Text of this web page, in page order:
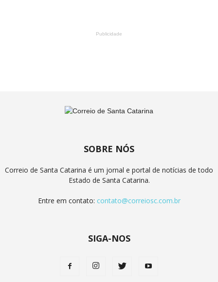
Publicidade
SOBRE NÓS
Correio de Santa Catarina é um jornal e portal de notícias de todo
Estado de Santa Catarina.
Entre em contato: contato@correiosc.com.br
SIGA-NOS